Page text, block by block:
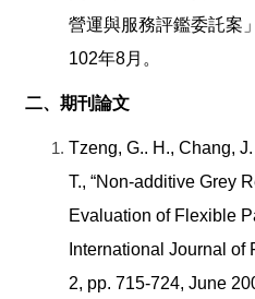
營運與服務評鑑委託案
102年8月。
二、期刊論文
Tzeng, G.. H., Chang,
T., “Non-additive Grey
Evaluation of Flexible
International Journal of
2, pp. 715-724, June